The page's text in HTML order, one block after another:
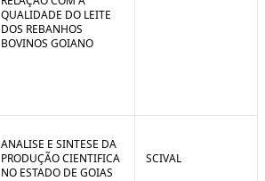
QUALIDADE DO LEITE
DOS REBANHOS
BOVINOS GOIANO
ANALISE E SINTESE DA
PRODUÇÃO CIENTIFICA
NO ESTADO DE GOIAS
SCIVAL